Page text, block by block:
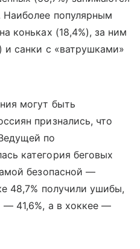
популярным
коньках (18,4%), за ним
и санки с «ватрушками»
могут быть
признались, что
по
категория беговых
безопасной —
48,7% получили ушибы,
— 41,6%, а в хоккее —